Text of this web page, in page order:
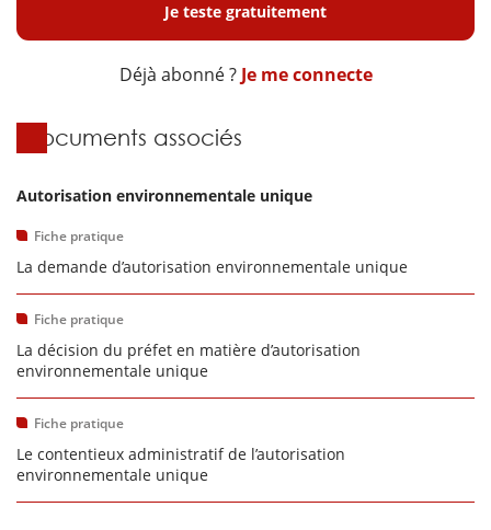
Je teste gratuitement
Déjà abonné ? Je me connecte
Documents associés
Autorisation environnementale unique
Fiche pratique
La demande d’autorisation environnementale unique
Fiche pratique
La décision du préfet en matière d’autorisation
environnementale unique
Fiche pratique
Le contentieux administratif de l’autorisation
environnementale unique